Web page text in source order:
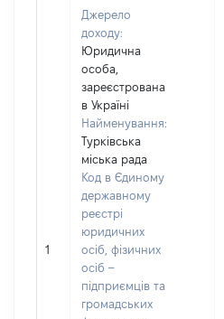
1
Джерело
доходу:
Юридична
особа,
зареєстрована
в Україні
Найменування:
Турківська
міська рада
Код в Єдиному
державному
реєстрі
юридичних
осіб, фізичних
осіб –
підприємців та
громадських